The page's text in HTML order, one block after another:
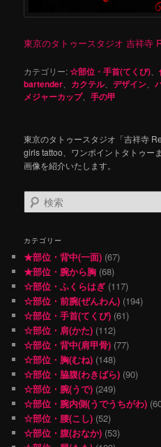
東京のタトゥースタジオ 吉祥寺
カテゴリー:☆部位・手首(てくび) 、
bartender カクテル、デザイン 、
メジャーカップ、手の甲
東京のタトゥースタジオ「吉祥寺
girls tattoo、ワンポイントタトゥー
画像を紹介いたします。
検
索
カテゴリー
★部位・背中(一面) (67)
★部位・腕から胸 (68)
☆部位・ふくらはぎ (117)
☆部位・前腕(ぜんわん) (194)
☆部位・手首(てくび) (61)
☆部位・肩(かた) (112)
☆部位・背中(肩甲骨) (77)
☆部位・胸(むね) (148)
☆部位・脇腹(わきばら) (90)
☆部位・腕(うで) (249)
☆部位・腕内側(うでうちがわ)
☆部位・腰(こし) (52)
☆部位・腹(おなか) (53)